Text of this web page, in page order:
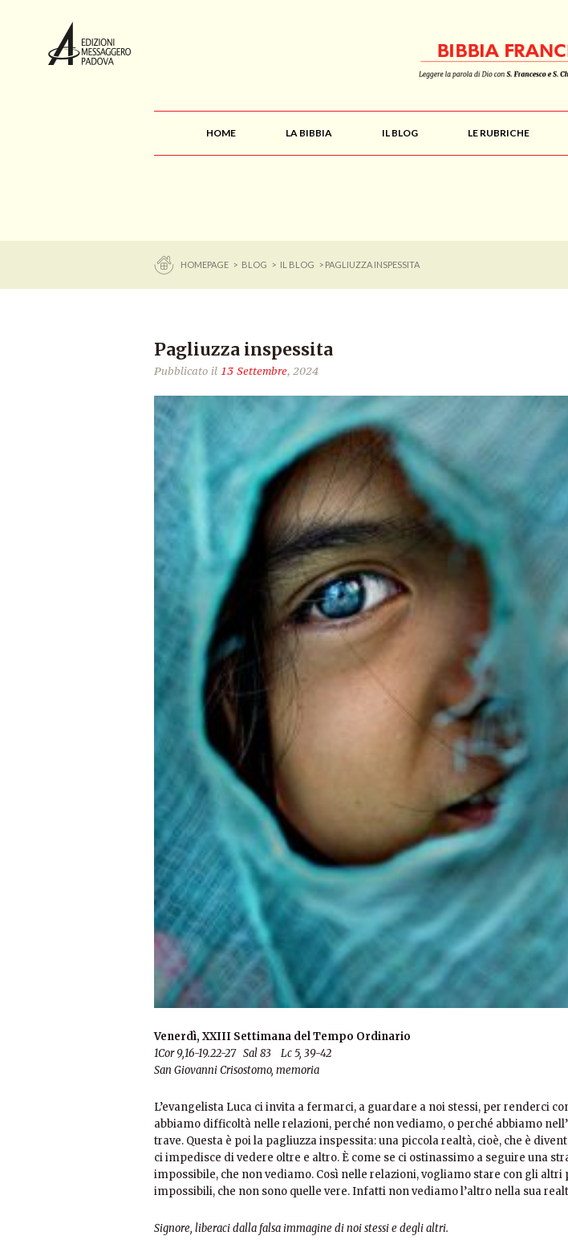
HOME LA BIBBIA IL BLOG LE RUBRICHE
HOMEPAGE > BLOG > IL BLOG > PAGLIUZZA INSPESSITA
Pagliuzza inspessita
Pubblicato il 13 Settembre, 2024
Venerdì, XXIII Settimana del Tempo Ordinario
1Cor 9,16-19.22-27 Sal 83 Lc 5, 39-42
San Giovanni Crisostomo, memoria
L’evangelista Luca ci invita a fermarci, a guardare a noi stessi, per renderci
abbiamo difficoltà nelle relazioni, perché non vediamo, o perché abbiamo
trave. Questa è poi la pagliuzza inspessita: una piccola realtà, cioè, che è
ci impedisce di vedere oltre e altro. È come se ci ostinassimo a seguire una
impossibile, che non vediamo. Così nelle relazioni, vogliamo stare con gli altri
impossibili, che non sono quelle vere. Infatti non vediamo l’altro nella sua
Signore, liberaci dalla falsa immagine di noi stessi e degli altri.